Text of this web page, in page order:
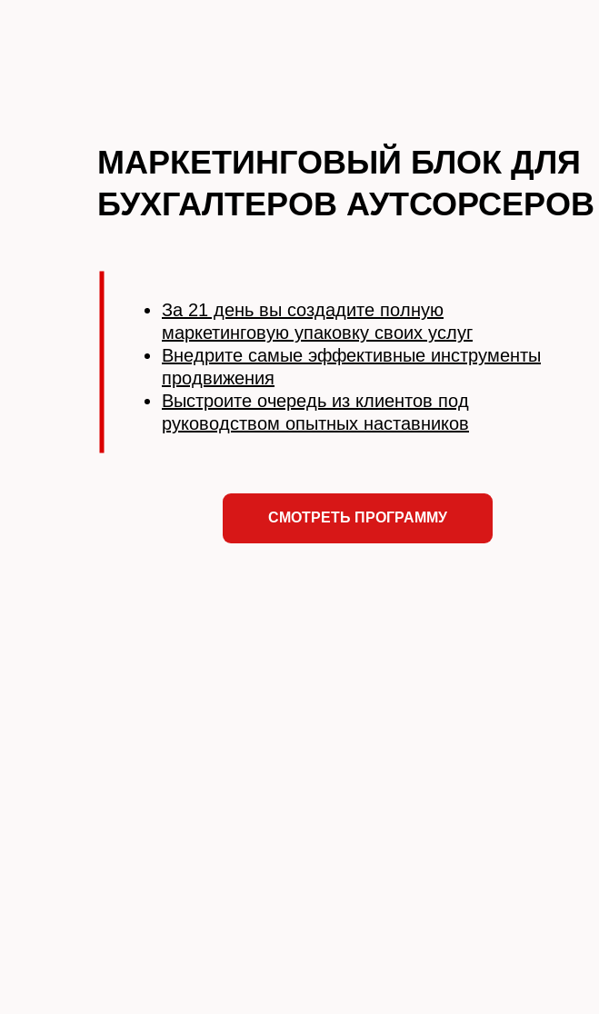
МАРКЕТИНГОВЫЙ БЛОК ДЛЯ
БУХГАЛТЕРОВ АУТСОРСЕРОВ
За 21 день вы создадите полную
маркетинговую упаковку своих услуг
Внедрите самые эффективные инструменты
продвижения
Выстроите очередь из клиентов под
руководством опытных наставников
СМОТРЕТЬ ПРОГРАММУ